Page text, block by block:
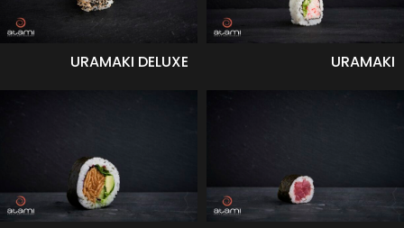
URAMAKI DELUXE URAMAKI